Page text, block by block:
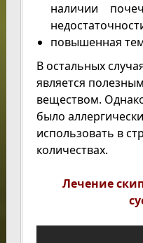
наличии
повышенная
В остальных
является
веществом.
было
использовать в
количествах.
Лечение